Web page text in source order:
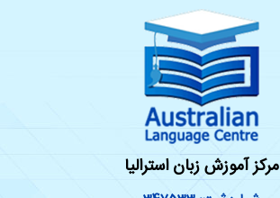
مرکز آموزش زبان استرالیا